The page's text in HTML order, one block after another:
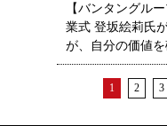
【バンタングル
業式 登坂絵莉氏
が、自分の価値を
1 2 3